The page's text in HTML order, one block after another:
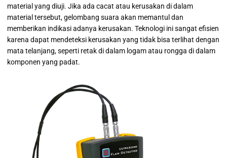
material yang diuji. Jika ada cacat atau kerusakan di dalam
material tersebut, gelombang suara akan memantul dan
memberikan indikasi adanya kerusakan. Teknologi ini sangat efisien
karena dapat mendeteksi kerusakan yang tidak bisa terlihat dengan
mata telanjang, seperti retak di dalam logam atau rongga di dalam
komponen yang padat.